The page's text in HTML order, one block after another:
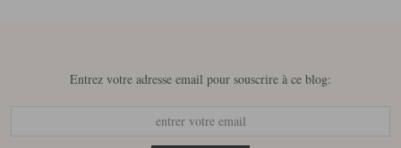
Entrez votre adresse email pour souscrire à ce blog: